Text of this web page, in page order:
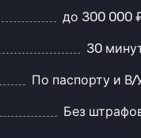
до 300 000
30
По паспорту и В/
Без